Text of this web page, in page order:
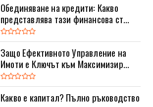
Обединяване на кредити: Какво
представлява тази финансова ст...
Защо Ефективното Управление на
Имоти е Ключът към Максимизир...
Какво е капитал? Пълно ръководство